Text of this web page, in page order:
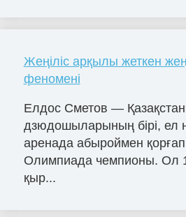
Жеңіліс арқылы жеткен
феномені
Елдос Сметов —
дзюдошыларының бірі, ел
аренада абыроймен
Олимпиада чемпионы. Ол
қыр...